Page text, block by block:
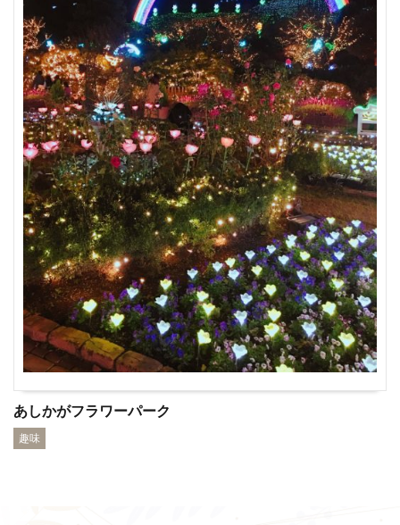
あしかがフラワーパーク
趣味